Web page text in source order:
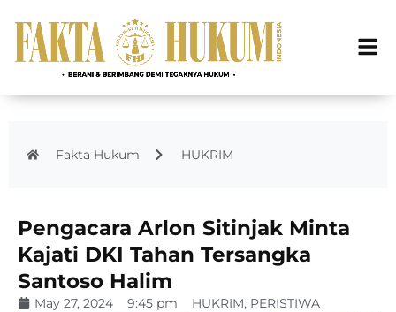
Fakta Hukum HUKRIM
Pengacara Arlon Sitinjak Minta
Kajati DKI Tahan Tersangka
Santoso Halim
May 27, 2024 9:45 pm HUKRIM, PERISTIWA